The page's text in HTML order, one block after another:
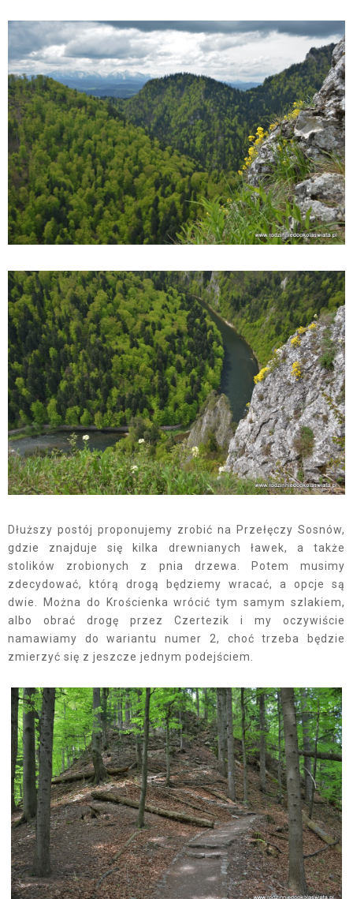
Dłuższy postój proponujemy zrobić na Przełęczy Sosnów,
gdzie znajduje się kilka drewnianych ławek, a także
stolików zrobionych z pnia drzewa. Potem musimy
zdecydować, którą drogą będziemy wracać, a opcje są
dwie. Można do Krościenka wrócić tym samym szlakiem,
albo obrać drogę przez Czertezik i my oczywiście
namawiamy do wariantu numer 2, choć trzeba będzie
zmierzyć się z jeszcze jednym podejściem.